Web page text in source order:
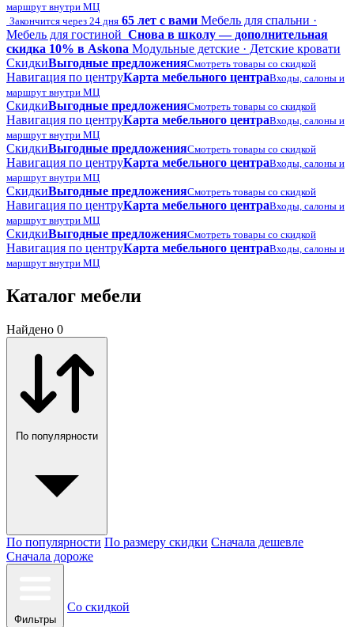
маршрут внутри МЦ
Закончится через 24 дня 65 лет с вами Мебель для спальни ·
Мебель для гостиной Снова в школу — дополнительная
скидка 10% в Askona Модульные детские · Детские кровати
СкидкиВыгодные предложенияСмотреть товары со скидкой
Навигация по центруКарта мебельного центраВходы, салоны и
маршрут внутри МЦ
СкидкиВыгодные предложенияСмотреть товары со скидкой
Навигация по центруКарта мебельного центраВходы, салоны и
маршрут внутри МЦ
СкидкиВыгодные предложенияСмотреть товары со скидкой
Навигация по центруКарта мебельного центраВходы, салоны и
маршрут внутри МЦ
СкидкиВыгодные предложенияСмотреть товары со скидкой
Навигация по центруКарта мебельного центраВходы, салоны и
маршрут внутри МЦ
СкидкиВыгодные предложенияСмотреть товары со скидкой
Навигация по центруКарта мебельного центраВходы, салоны и
маршрут внутри МЦ
Каталог мебели
Найдено 0
По популярности
По популярности По размеру скидки Сначала дешевле
Сначала дороже
Фильтры
Со скидкой